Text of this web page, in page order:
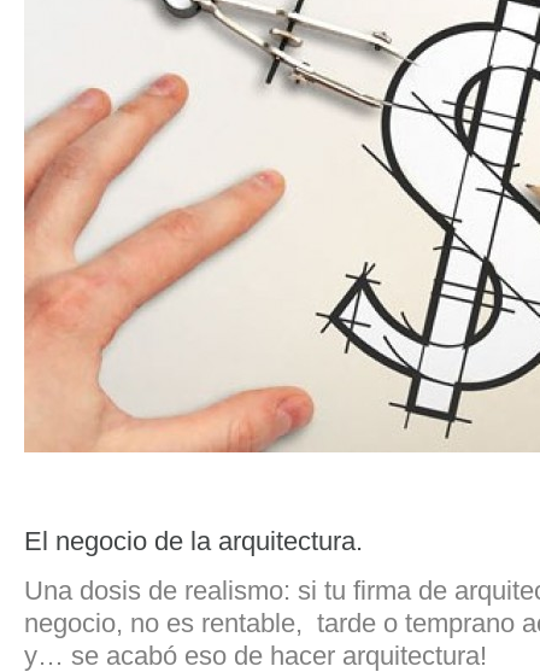
El negocio de la arquitectura.
Una dosis de realismo: si tu firma de
negocio, no es rentable, tarde o temprano
y… se acabó eso de hacer arquitectura!